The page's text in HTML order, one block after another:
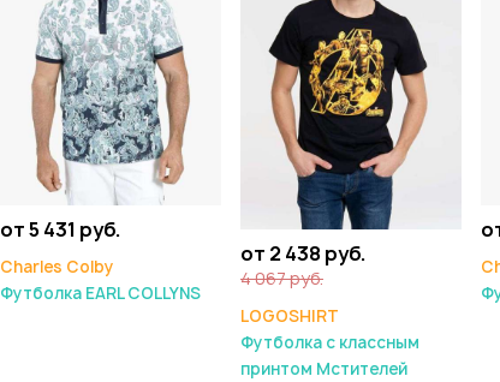
от 5 431 руб.
Charles Colby
Футболка EARL COLLYNS
от 2 438 руб.
4 067 руб.
LOGOSHIRT
Футболка с классным
принтом Мстителей